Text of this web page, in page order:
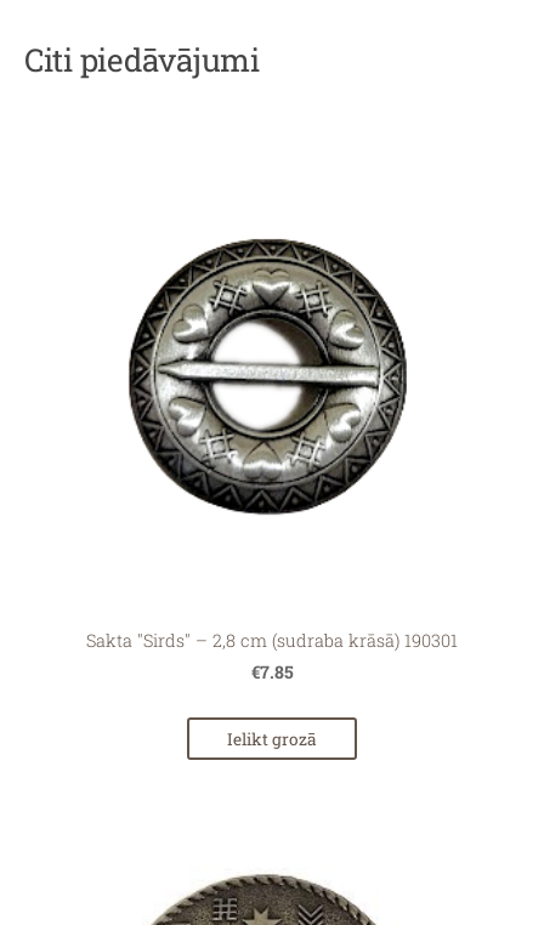
Citi piedāvājumi
Sakta "Sirds" – 2,8 cm (sudraba krāsā) 190301
€7.85
Ielikt grozā